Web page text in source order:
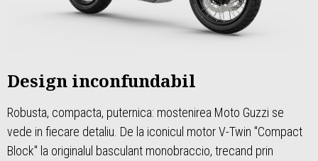
Design inconfundabil
Robusta, compacta, puternica: mostenirea Moto Guzzi se
vede in fiecare detaliu. De la iconicul motor V-Twin "Compact
Block" la originalul basculant monobraccio, trecand prin